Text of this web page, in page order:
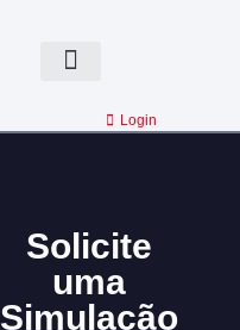
Login
Solicite
uma
Simulação